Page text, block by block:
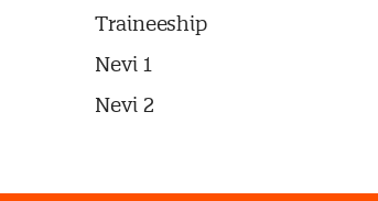
Traineeship
Nevi 1
Nevi 2